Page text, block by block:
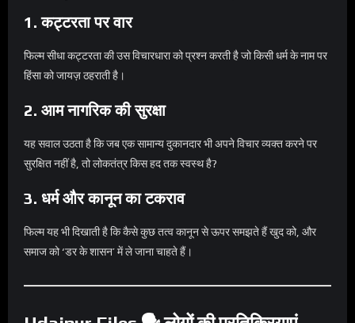
1.कट्टरता पर वार
फिल्म सीधा कट्टरता की उस विचारधारा को प्रश्न करती है जो किसी धर्म के नाम पर
हिंसा को जायज़ ठहराती है।
2. आम नागरिक की सुरक्षा
यह सवाल उठता है कि जब एक सामान्य दुकानदार भी अपने विचार व्यक्त करने पर
सुरक्षित नहीं है, तो लोकतंत्र किस हद तक स्वस्थ है?
3. धर्म और कानून का टकराव
फिल्म यह भी दिखाती है कि कैसे कुछ तत्व कानून से ऊपर समझते हैं खुद को, और
समाज को ‘डर के शासन’ में ले जाना चाहते हैं।